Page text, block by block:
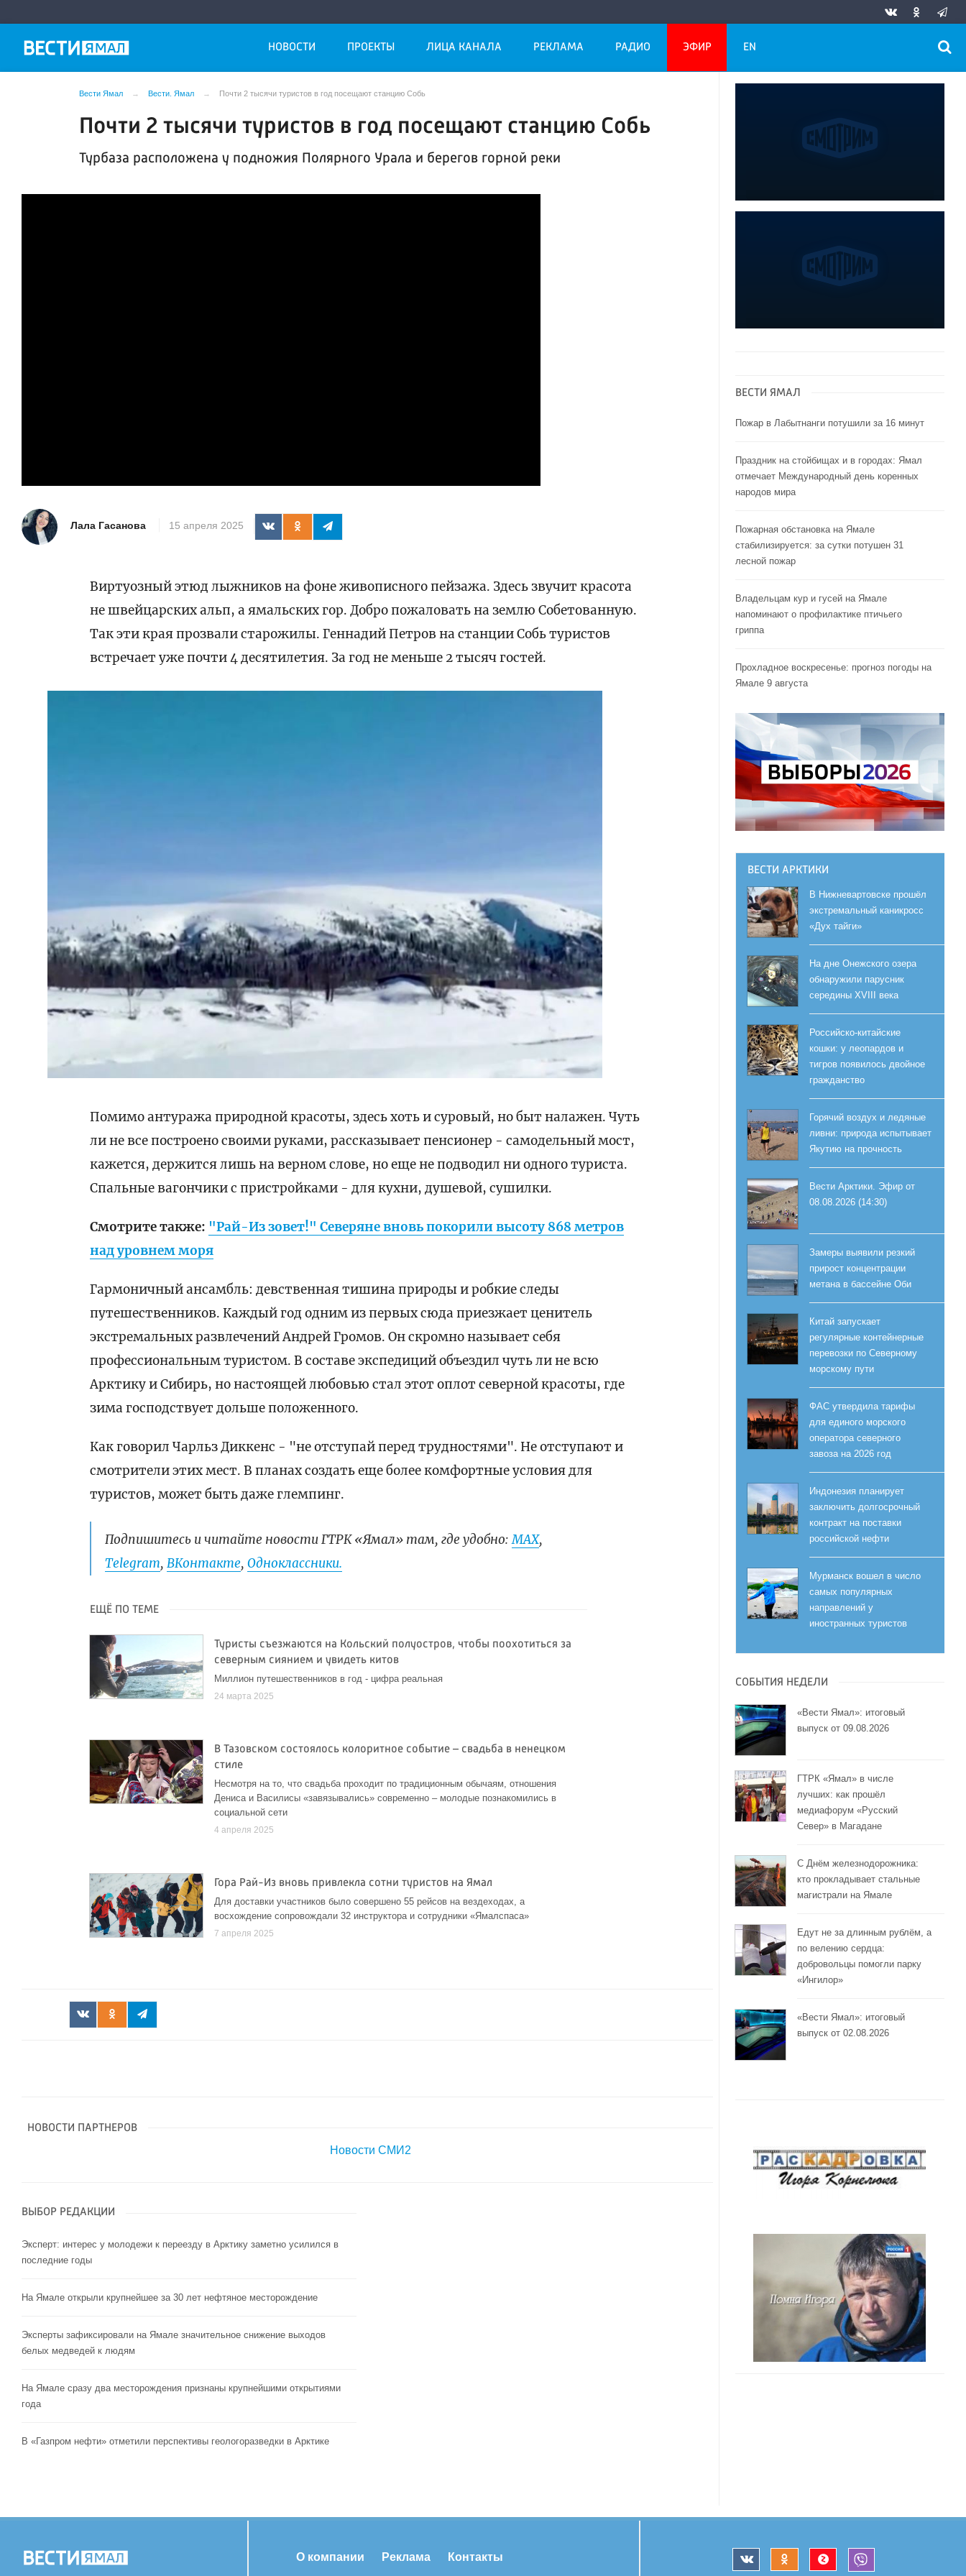
НОВОСТИ ПРОЕКТЫ ЛИЦА КАНАЛА РЕКЛАМА РАДИО ЭФИР EN
Вести Ямал Вести. Ямал Почти 2 тысячи туристов в год посещают станцию Собь
Почти 2 тысячи туристов в год посещают станцию Собь
Турбаза расположена у подножия Полярного Урала и берегов горной реки
Лала Гасанова 15 апреля 2025
Виртуозный этюд лыжников на фоне живописного пейзажа. Здесь звучит красота
не швейцарских альп, а ямальских гор. Добро пожаловать на землю Собетованную.
Так эти края прозвали старожилы. Геннадий Петров на станции Собь туристов
встречает уже почти 4 десятилетия. За год не меньше 2 тысяч гостей.
Помимо антуража природной красоты, здесь хоть и суровый, но быт налажен. Чуть
ли не все построено своими руками, рассказывает пенсионер - самодельный мост,
кажется, держится лишь на верном слове, но еще не подводил ни одного туриста.
Спальные вагончики с пристройками - для кухни, душевой, сушилки.
Смотрите также: "Рай-Из зовет!" Северяне вновь покорили высоту 868 метров
над уровнем моря
Гармоничный ансамбль: девственная тишина природы и робкие следы
путешественников. Каждый год одним из первых сюда приезжает ценитель
экстремальных развлечений Андрей Громов. Он скромно называет себя
профессиональным туристом. В составе экспедиций объездил чуть ли не всю
Арктику и Сибирь, но настоящей любовью стал этот оплот северной красоты, где
зима господствует дольше положенного.
Как говорил Чарльз Диккенс - "не отступай перед трудностями". Не отступают и
смотрители этих мест. В планах создать еще более комфортные условия для
туристов, может быть даже глемпинг.
Подпишитесь и читайте новости ГТРК «Ямал» там, где удобно:МАХ,
Telegram,ВКонтакте,Одноклассники.
ЕЩЁ ПО ТЕМЕ
Туристы съезжаются на Кольский полуостров, чтобы поохотиться за
северным сиянием и увидеть китов
Миллион путешественников в год - цифра реальная
24 марта 2025
В Тазовском состоялось колоритное событие – свадьба в ненецком
стиле
Несмотря на то, что свадьба проходит по традиционным обычаям, отношения
Дениса и Василисы «завязывались» современно – молодые познакомились в
социальной сети
4 апреля 2025
Гора Рай-Из вновь привлекла сотни туристов на Ямал
Для доставки участников было совершено 55 рейсов на вездеходах, а
восхождение сопровождали 32 инструктора и сотрудники «Ямалспаса»
7 апреля 2025
НОВОСТИ ПАРТНЕРОВ
Новости СМИ2
ВЫБОР РЕДАКЦИИ
Эксперт: интерес у молодежи к переезду в Арктику заметно усилился в
последние годы
На Ямале открыли крупнейшее за 30 лет нефтяное месторождение
Эксперты зафиксировали на Ямале значительное снижение выходов
белых медведей к людям
На Ямале сразу два месторождения признаны крупнейшими открытиями
года
В «Газпром нефти» отметили перспективы геологоразведки в Арктике
ВЕСТИ ЯМАЛ
Пожар в Лабытнанги потушили за 16 минут
Праздник на стойбищах и в городах: Ямал
отмечает Международный день коренных
народов мира
Пожарная обстановка на Ямале
стабилизируется: за сутки потушен 31
лесной пожар
Владельцам кур и гусей на Ямале
напоминают o профилактике птичьего
гриппа
Прохладное воскресенье: прогноз погоды на
Ямале 9 августа
ВЕСТИ АРКТИКИ
В Нижневартовске прошёл
экстремальный каникросс
«Дух тайги»
На дне Онежского озера
обнаружили парусник
середины XVIII века
Российско-китайские
кошки: у леопардов и
тигров появилось двойное
гражданство
Горячий воздух и ледяные
ливни: природа испытывает
Якутию на прочность
Вести Арктики. Эфир от
08.08.2026 (14:30)
Замеры выявили резкий
прирост концентрации
метана в бассейне Оби
Китай запускает
регулярные контейнерные
перевозки по Северному
морскому пути
ФАС утвердила тарифы
для единого морского
оператора северного
завоза на 2026 год
Индонезия планирует
заключить долгосрочный
контракт на поставки
российской нефти
Мурманск вошел в число
самых популярных
направлений у
иностранных туристов
СОБЫТИЯ НЕДЕЛИ
«Вести Ямал»: итоговый
выпуск от 09.08.2026
ГТРК «Ямал» в числе
лучших: как прошёл
медиафорум «Русский
Север» в Магадане
С Днём железнодорожника:
кто прокладывает стальные
магистрали на Ямале
Едут не за длинным рублём, а
по велению сердца:
добровольцы помогли парку
«Ингилор»
«Вести Ямал»: итоговый
выпуск от 02.08.2026
О компании Реклама Контакты